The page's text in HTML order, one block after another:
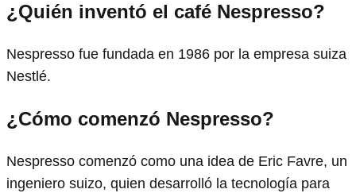
¿Quién inventó el café Nespresso?
Nespresso fue fundada en 1986 por la empresa suiza
Nestlé.
¿Cómo comenzó Nespresso?
Nespresso comenzó como una idea de Eric Favre, un
ingeniero suizo, quien desarrolló la tecnología para